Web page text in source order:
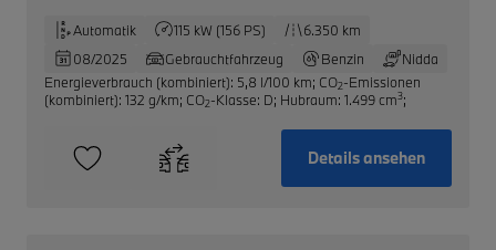
Automatik 115 kW (156 PS)
6.350 km
08/2025
Gebrauchtfahrzeug Benzin
Nidda
Energieverbrauch (kombiniert): 5,8 l/100 km; CO2-Emissionen
(kombiniert): 132 g/km; CO2-Klasse: D; Hubraum: 1.499 cm3;
Details ansehen